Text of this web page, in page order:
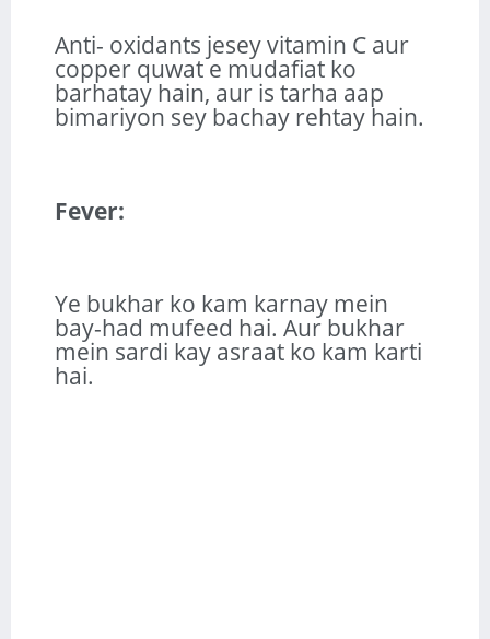
Anti- oxidants jesey vitamin C aur
copper quwat e mudafiat ko
barhatay hain, aur is tarha aap
bimariyon sey bachay rehtay hain.
Fever:
Ye bukhar ko kam karnay mein
bay-had mufeed hai. Aur bukhar
mein sardi kay asraat ko kam karti
hai.